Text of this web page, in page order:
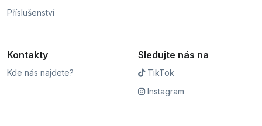
Příslušenství
Kontakty
Kde nás najdete?
Sledujte nás na
TikTok
Instagram